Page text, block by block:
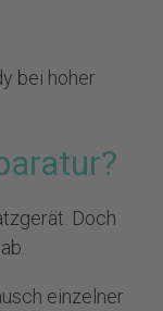
bei hoher
Doch
einzelner